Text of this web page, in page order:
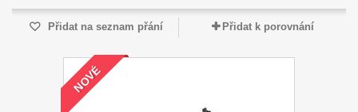
Přidat na seznam přání Přidat k porovnání
NOVÉ